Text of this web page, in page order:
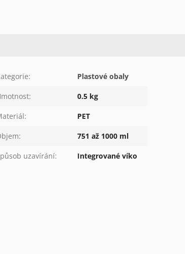
: Plastové obaly
: 0.5 kg
: PET
: 751 až 1000 ml
uzavírání: Integrované víko